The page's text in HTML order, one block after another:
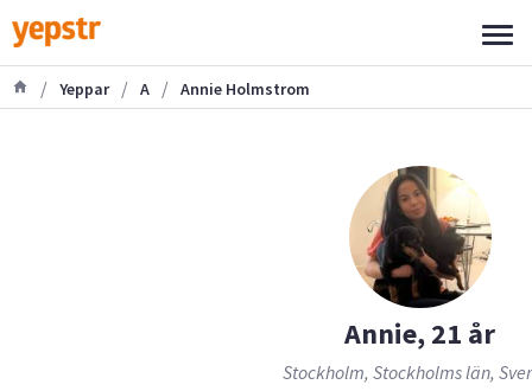
/ Yeppar / A / Annie Holmstrom
Annie, 21 år
Stockholm, Stockholms län,